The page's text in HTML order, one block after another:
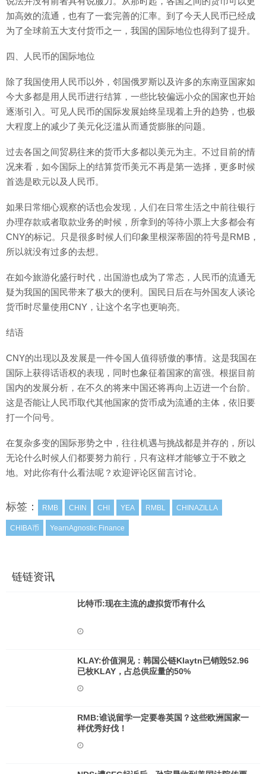
加高效的流通，也有了一套完善的汇率。到了今天人民币已经成
为了全球前五大支付货币之一，我国的国际地位也得到了提升。
四、人民币的国际地位
除了我国使用人民币以外，邻国俄罗斯以及许多的东南亚国家如
今大多都是用人民币进行结算，一些比较偏远小众的国家也开始
逐渐引入。可见人民币的国际发展始终呈现着上升的趋势，也极
大程度上的减少了美元化泛滥从而通货膨胀的问题。
过去各国之间贸易往来的货币大多都以美元为主。不过目前的情
况来看，如今国际上的结算货币美元不再是第一选择，更多时候
首选是欧元以及人民币。
如果日常细心观察的话也会发现，人们在日常生活之中前往银行
办理存款或者取款业务的时候，所拿到的等待小票上大多都会有
CNY的标记。只是很多时候人们印象里根深蒂固的符号是RMB，
所以就没有过多的去想。
在如今旅游化盛行时代，出国游也成为了常态，人民币的流通无
疑为我国的国民带来了极大的便利。国民日后在与外国友人谈论
货币时尽量使用CNY，让这个名字也更响亮。
结语
CNY的出现以及发展是一件令国人值得骄傲的事情。这是我国在
国际上获得话语权的表现，同时也象征着国家的富强。根据目前
国内的发展分析，在不久的将来中国还将再向上迈进一个台阶。
这是否能让人民币取代其他国家的货币成为流通的主体，依旧要
打一个问号。
在复杂多变的国际形势之中，往往机遇与挑战都是并存的，所以
无论什么时候人们都要努力前行，只有这样才能够立于不败之
地。对此你有什么看法呢？欢迎评论区留言讨论。
标签： RMB CHIN CHI YEA RMBL CHINAZILLA
CHIBA币 YearnAgnostic Finance
链链资讯
比特币:现在主流的虚拟货币有什么
KLAY:价值洞见：韩国公链Klaytn已销毁52.96
已枚KLAY，占总供应量的50%
RMB:谁说留学一定要卷英国？这些欧洲国家一
样优秀好伐！